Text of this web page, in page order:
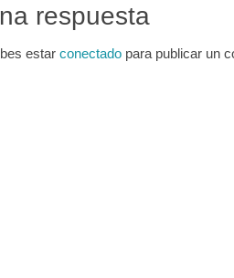
respuesta
estar conectado para publicar un